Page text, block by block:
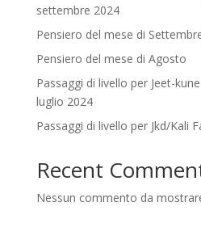
settembre 2024
Pensiero del mese di
Pensiero del mese di Agosto
Passaggi di livello per Jeet-
luglio 2024
Passaggi di livello per Jkd/Kali
Recent
Nessun commento da